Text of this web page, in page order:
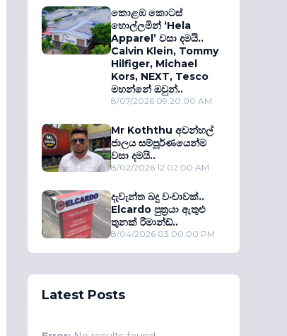
කොළඹ කොටස්
හොල්ලමින් ‘Hela
Apparel’ වසා දමයි..
Calvin Klein, Tommy
Hilfiger, Michael
Kors, NEXT, Tesco
මහන්නේ ඔවුන්..
8/07/2026 09:20:00 AM
Mr Koththu අවන්හල්
ජාලය සම්පූර්ණයෙන්ම
වසා දමයි..
8/02/2026 12:02:00 AM
දැවැන්ත බදු වංචාවක්..
Elcardo පුත‍්‍රයා ඇතුළු
තුනක් රිමාන්ඩ්..
8/04/2026 03:00:00 PM
Latest Posts